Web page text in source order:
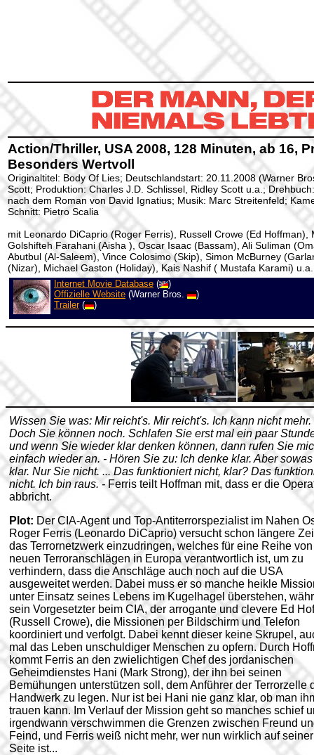
Action/Thriller, USA 2008, 128 Minuten, ab 16,
Besonders Wertvoll
Originaltitel: Body Of Lies; Deutschlandstart: 20.11.2008 (Warner
Scott; Produktion: Charles J.D. Schlissel, Ridley Scott u.a.;
nach dem Roman von David Ignatius; Musik: Marc Streitenfeld;
Schnitt: Pietro Scalia
mit Leonardo DiCaprio (Roger Ferris), Russell Crowe (Ed Hoffman),
Golshifteh Farahani (Aisha ), Oscar Isaac (Bassam), Ali Suliman
Abutbul (Al-Saleem), Vince Colosimo (Skip), Simon McBurney
(Nizar), Michael Gaston (Holiday), Kais Nashif ( Mustafa Karami) u.a.
Internet Movie Database (
)
Offizielle Website (Warner Bros.
)
Trailer( )
Wissen Sie was: Mir reicht's. Mir reicht's. Ich kann nicht mehr.
Doch Sie können noch. Schlafen Sie erst mal ein paar
und wenn Sie wieder klar denken können, dann rufen Sie
einfach wieder an. - Hören Sie zu: Ich denke klar. Aber
klar. Nur Sie nicht. ... Das funktioniert nicht, klar? Das
nicht. Ich bin raus. -Ferris teilt Hoffman mit, dass er die
abbricht.
Plot: Der CIA-Agent und Top-Antiterrorspezialist im Nahen
Roger Ferris (Leonardo DiCaprio) versucht schon längere
das Terrornetzwerk einzudringen,welches für eine Reihe von
neuen Terroranschlägen in Europa verantwortlich ist, um zu
verhindern, dass die Anschläge auch noch auf die USA
ausgeweitet werden. Dabei muss er so manche heikle
unter Einsatz seines Lebens im Kugelhagel überstehen,
sein Vorgesetzter beim CIA, der arrogante und clevere Ed
(Russell Crowe), die Missionen per Bildschirm und Telefon
koordiniert und verfolgt. Dabei kennt dieser keine Skrupel,
mal das Leben unschuldiger Menschen zu opfern. Durch
kommt Ferris an den zwielichtigen Chef des jordanischen
Geheimdienstes Hani (Mark Strong), der ihn bei seinen
Bemühungen unterstützen soll, dem Anführer der Terrorzelle
Handwerk zu legen. Nur ist bei Hani nie ganz klar, ob man
trauen kann. Im Verlauf der Mission geht so manches schief
irgendwann verschwimmen die Grenzen zwischen Freund
Feind, und Ferris weiß nicht mehr, wer nun wirklich auf seiner
Seite ist...